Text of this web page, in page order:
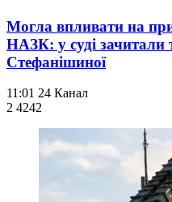
Могла впливати на
НАЗК: у суді зачитали
Стефанішиної
11:01 24 Канал
2 4242